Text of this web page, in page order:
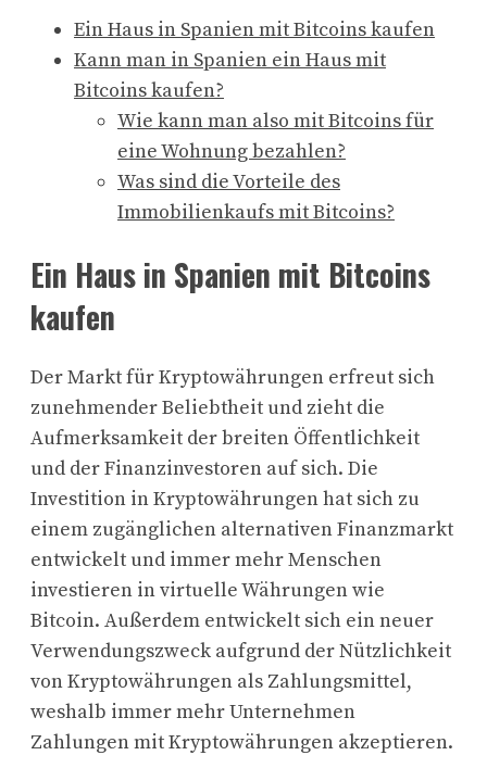
Ein Haus in Spanien mit Bitcoins kaufen
Kann man in Spanien ein Haus mit
Bitcoins kaufen?
Wie kann man also mit Bitcoins für
eine Wohnung bezahlen?
Was sind die Vorteile des
Immobilienkaufs mit Bitcoins?
Ein Haus in Spanien mit Bitcoins
kaufen
Der Markt für Kryptowährungen erfreut sich
zunehmender Beliebtheit und zieht die
Aufmerksamkeit der breiten Öffentlichkeit
und der Finanzinvestoren auf sich. Die
Investition in Kryptowährungen hat sich zu
einem zugänglichen alternativen Finanzmarkt
entwickelt und immer mehr Menschen
investieren in virtuelle Währungen wie
Bitcoin. Außerdem entwickelt sich ein neuer
Verwendungszweck aufgrund der Nützlichkeit
von Kryptowährungen als Zahlungsmittel,
weshalb immer mehr Unternehmen
Zahlungen mit Kryptowährungen akzeptieren.